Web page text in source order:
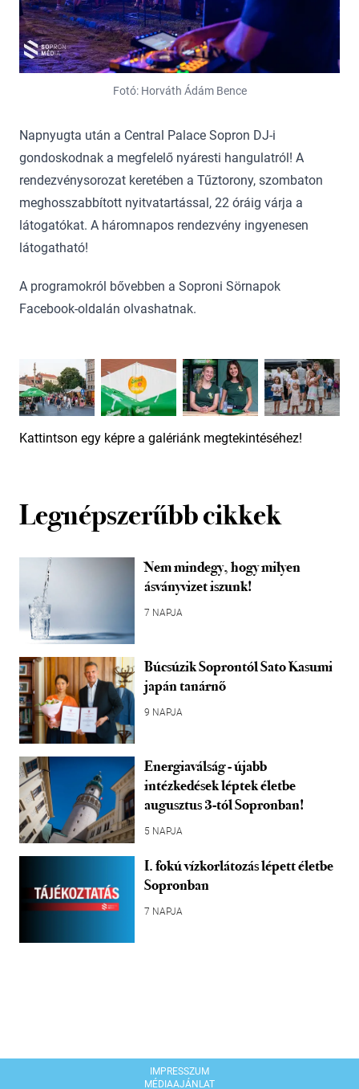
Fotó: Horváth Ádám Bence
Napnyugta után a Central Palace Sopron DJ-i
gondoskodnak a megfelelő nyáresti hangulatról! A
rendezvénysorozat keretében a Tűztorony, szombaton
meghosszabbított nyitvatartással, 22 óráig várja a
látogatókat. A háromnapos rendezvény ingyenesen
látogatható!
A programokról bővebben a Soproni Sörnapok
Facebook-oldalán olvashatnak.
Kattintson egy képre a galériánk megtekintéséhez!
Legnépszerűbb cikkek
Nem mindegy, hogy milyen
ásványvizet iszunk!
7 NAPJA
Búcsúzik Soprontól Sato Kasumi
japán tanárnő
9 NAPJA
Energiaválság - újabb
intézkedések léptek életbe
augusztus 3-tól Sopronban!
5 NAPJA
I. fokú vízkorlátozás lépett életbe
Sopronban
7 NAPJA
IMPRESSZUM
MÉDIAAJÁNLAT